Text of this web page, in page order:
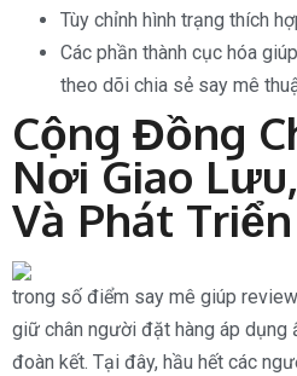
Tùy chỉnh hình trạng thích
Các phần thành cục hóa
theo dõi chia sẻ say mê
Cộng Đồng
Nơi Giao
Và Phát
trong số điểm say mê giúp
giữ chân người đặt hàng áp dụng
đoàn kết. Tại đây, hầu hết các